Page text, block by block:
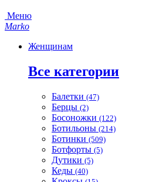
Меню
Marko
Женщинам
Все категории
Балетки (47)
Берцы (2)
Босоножки (122)
Ботильоны (214)
Ботинки (509)
Ботфорты (5)
Дутики (5)
Кеды (40)